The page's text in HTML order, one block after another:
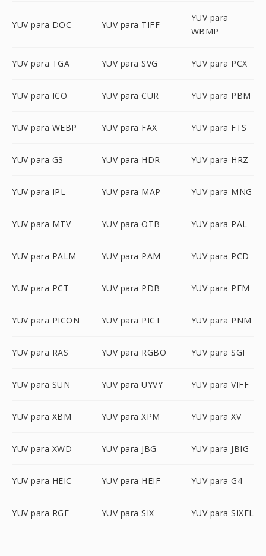
YUV para DOC YUV para TIFF
YUV para
WBMP
YUV para TGA YUV para SVG YUV para PCX
YUV para ICO YUV para CUR YUV para PBM
YUV para WEBP YUV para FAX YUV para FTS
YUV para G3 YUV para HDR YUV para HRZ
YUV para IPL YUV para MAP YUV para MNG
YUV para MTV YUV para OTB YUV para PAL
YUV para PALM YUV para PAM YUV para PCD
YUV para PCT YUV para PDB YUV para PFM
YUV para PICON YUV para PICT YUV para PNM
YUV para RAS YUV para RGBO YUV para SGI
YUV para SUN YUV para UYVY YUV para VIFF
YUV para XBM YUV para XPM YUV para XV
YUV para XWD YUV para JBG YUV para JBIG
YUV para HEIC YUV para HEIF YUV para G4
YUV para RGF YUV para SIX YUV para SIXEL